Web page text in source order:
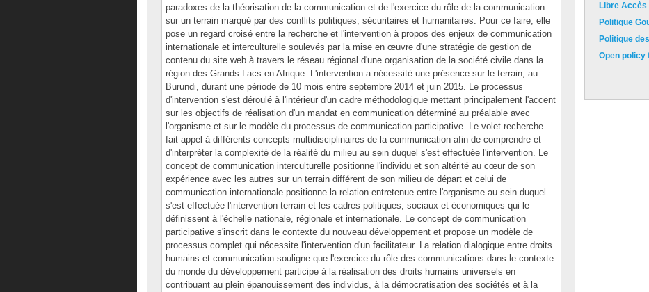
paradoxes de la théorisation de la communication et de l'exercice du rôle de la communication
sur un terrain marqué par des conflits politiques, sécuritaires et humanitaires. Pour ce faire, elle
pose un regard croisé entre la recherche et l'intervention à propos des enjeux de communication
internationale et interculturelle soulevés par la mise en œuvre d'une stratégie de gestion de
contenu du site web à travers le réseau régional d'une organisation de la société civile dans la
région des Grands Lacs en Afrique. L'intervention a nécessité une présence sur le terrain, au
Burundi, durant une période de 10 mois entre septembre 2014 et juin 2015. Le processus
d'intervention s'est déroulé à l'intérieur d'un cadre méthodologique mettant principalement l'accent
sur les objectifs de réalisation d'un mandat en communication déterminé au préalable avec
l'organisme et sur le modèle du processus de communication participative. Le volet recherche
fait appel à différents concepts multidisciplinaires de la communication afin de comprendre et
d'interpréter la complexité de la réalité du milieu au sein duquel s'est effectuée l'intervention. Le
concept de communication interculturelle positionne l'individu et son altérité au cœur de son
expérience avec les autres sur un terrain différent de son milieu de départ et celui de
communication internationale positionne la relation entretenue entre l'organisme au sein duquel
s'est effectuée l'intervention terrain et les cadres politiques, sociaux et économiques qui le
définissent à l'échelle nationale, régionale et internationale. Le concept de communication
participative s'inscrit dans le contexte du nouveau développement et propose un modèle de
processus complet qui nécessite l'intervention d'un facilitateur. La relation dialogique entre droits
humains et communication souligne que l'exercice du rôle des communications dans le contexte
du monde du développement participe à la réalisation des droits humains universels en
contribuant au plein épanouissement des individus, à la démocratisation des sociétés et à la
Libre Accès
Politique
Politique
Open policy